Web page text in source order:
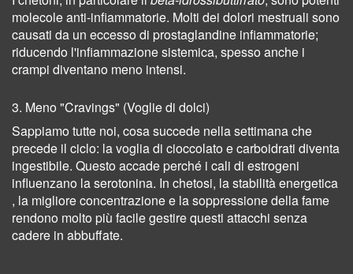
molecole anti-infiammatorie. Molti dei dolori mestruali sono
causati da un eccesso di prostaglandine infiammatorie;
riducendo l'infiammazione sistemica, spesso anche i
crampi diventano meno intensi.
3. Meno "Cravings" (Voglie di dolci)
Sappiamo tutte noi, cosa succede nella settimana che
precede il ciclo: la voglia di cioccolato e carboidrati diventa
ingestibile. Questo accade perché i cali di estrogeni
influenzano la serotonina. In chetosi, la stabilità energetica
, la migliore concentrazionee la soppressione della fame
rendono molto più facile gestire questi attacchi senza
cadere in abbuffate.